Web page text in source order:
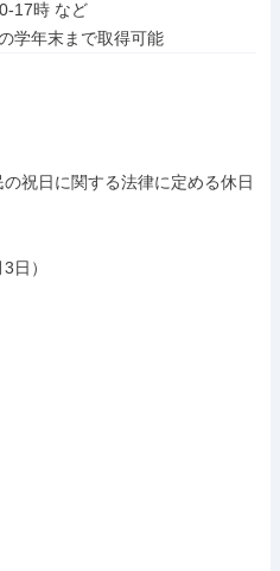
学年末まで取得可能
の祝日に関する法律に定める休日
日）